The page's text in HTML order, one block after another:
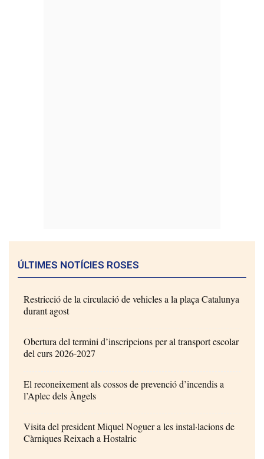
ÚLTIMES NOTÍCIES ROSES
Restricció de la circulació de vehicles a la plaça Catalunya
durant agost
Obertura del termini d’inscripcions per al transport escolar
del curs 2026-2027
El reconeixement als cossos de prevenció d’incendis a
l’Aplec dels Àngels
Visita del president Miquel Noguer a les instal·lacions de
Càrniques Reixach a Hostalric